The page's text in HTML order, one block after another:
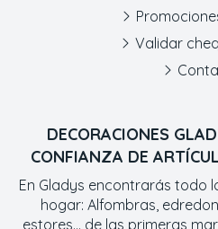
DECORACIONES
CONFIANZA DE
En Gladys encontrarás todo
hogar: Alfombras,
estores... de las primeras
Validar